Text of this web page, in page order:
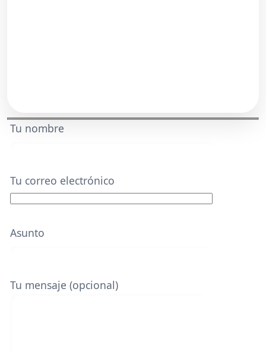
Tu nombre
Tu correo electrónico
Asunto
Tu mensaje (opcional)